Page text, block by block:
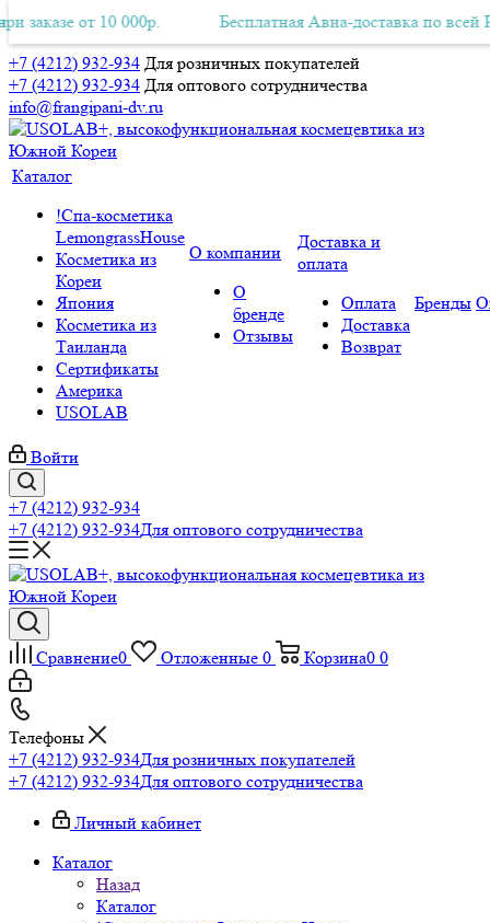
+7 (4212) 932-934 Для розничных покупателей
+7 (4212) 932-934 Для оптового сотрудничества
info@frangipani-dv.ru
Авиа-доставка по всей России при заказе от 10 000р.
10 000р. Бесплатная Авиа-доставка по всей России
Каталог
!Спа-косметика
LemongrassHouse
Косметика из
Кореи
Япония
Косметика из
Таиланда
Сертификаты
Америка
USOLAB
О компании
О
бренде
Отзывы
Доставка и
оплата
Оплата
Доставка
Возврат
Бренды
Войти
+7 (4212) 932-934
+7 (4212) 932-934Для оптового сотрудничества
Сравнение0 Отложенные 0 Корзина0 0
Телефоны
+7 (4212) 932-934Для розничных покупателей
+7 (4212) 932-934Для оптового сотрудничества
Личный кабинет
Каталог
Назад
Каталог